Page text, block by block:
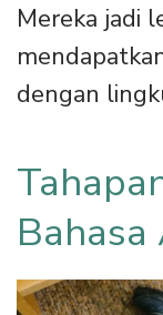
Mereka jadi
dengan
Bahasa